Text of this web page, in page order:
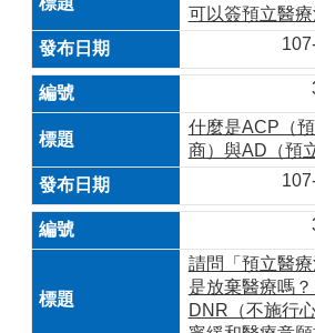
可以簽預立醫療
什麼是ACP（
商）與AD（預
請問「預立醫
是放棄醫療嗎
DNR（不施行